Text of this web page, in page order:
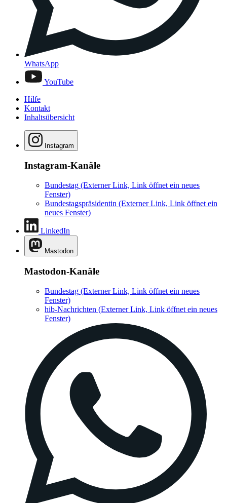
WhatsApp
YouTube
Hilfe
Kontakt
Inhaltsübersicht
Instagram
Instagram-Kanäle
Bundestag (Externer Link, Link öffnet ein neues
Fenster)
Bundestagspräsidentin (Externer Link, Link öffnet ein
neues Fenster)
LinkedIn
Mastodon
Mastodon-Kanäle
Bundestag (Externer Link, Link öffnet ein neues
Fenster)
hib-Nachrichten (Externer Link, Link öffnet ein neues
Fenster)